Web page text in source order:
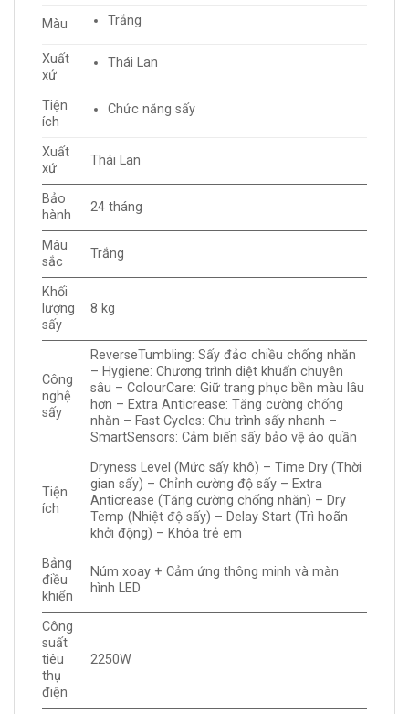
Màu Trắng
Xuất
xứ
Thái Lan
Tiện
ích
Chức năng sấy
Xuất
xứ
Thái Lan
Bảo
hành
24 tháng
Màu
sắc
Trắng
Khối
lượng
sấy
8 kg
Công
nghệ
sấy
ReverseTumbling: Sấy đảo chiều chống nhăn
– Hygiene: Chương trình diệt khuẩn chuyên
sâu – ColourCare: Giữ trang phục bền màu lâu
hơn – Extra Anticrease: Tăng cường chống
nhăn – Fast Cycles: Chu trình sấy nhanh –
SmartSensors: Cảm biến sấy bảo vệ áo quần
Tiện
ích
Dryness Level (Mức sấy khô) – Time Dry (Thời
gian sấy) – Chỉnh cường độ sấy – Extra
Anticrease (Tăng cường chống nhăn) – Dry
Temp (Nhiệt độ sấy) – Delay Start (Trì hoãn
khởi động) – Khóa trẻ em
Bảng
điều
khiển
Núm xoay + Cảm ứng thông minh và màn
hình LED
Công
suất
tiêu
thụ
điện
2250W